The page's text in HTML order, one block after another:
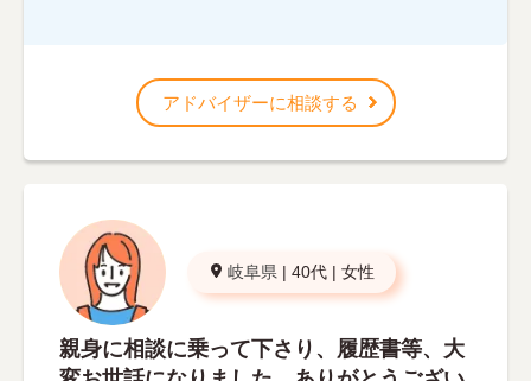
アドバイザーに相談する
岐阜県 | 40代 | 女性
親身に相談に乗って下さり、履歴書等、大